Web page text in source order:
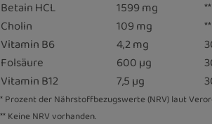
Betain HCL
1599 mg
**
Cholin
109 mg
**
Vitamin B6
4,2 mg
Folsäure
600 µg
Vitamin B12
7,5 µg
* Prozent der Nährstoffbezugswerte (NRV) laut
** Keine NRV vorhanden.